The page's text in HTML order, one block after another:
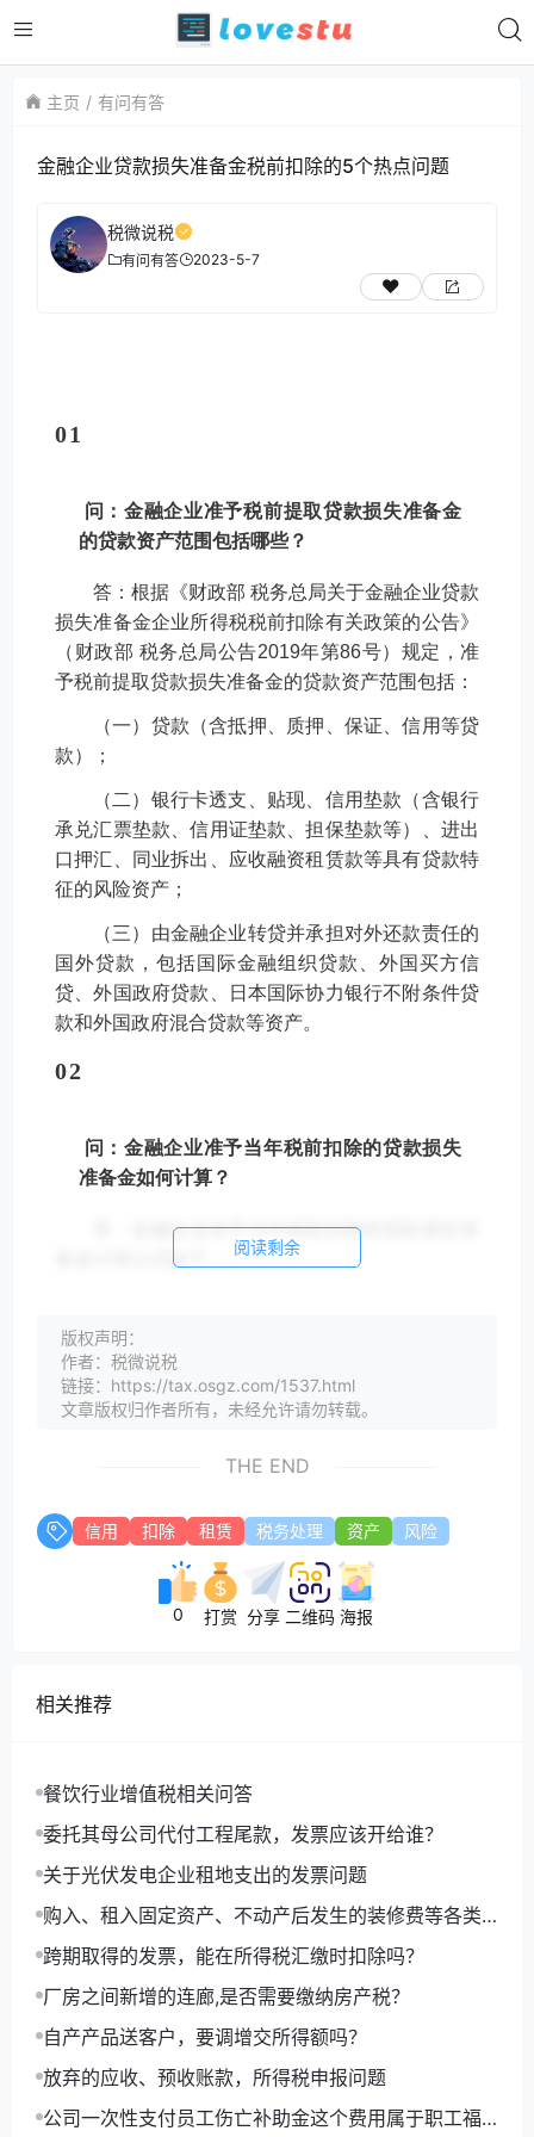
主页 有问有答
金融企业贷款损失准备金税前扣除的5个热点问题
税微说税
有问有答 2023-5-7
01
问：金融企业准予税前提取贷款损失准备金
的贷款资产范围包括哪些？
答：根据《财政部 税务总局关于金融企业贷款
损失准备金企业所得税税前扣除有关政策的公告》
（财政部 税务总局公告2019年第86号）规定，准
予税前提取贷款损失准备金的贷款资产范围包括：
（一）贷款（含抵押、质押、保证、信用等贷
款）；
（二）银行卡透支、贴现、信用垫款（含银行
承兑汇票垫款、信用证垫款、担保垫款等）、进出
口押汇、同业拆出、应收融资租赁款等具有贷款特
征的风险资产；
（三）由金融企业转贷并承担对外还款责任的
国外贷款，包括国际金融组织贷款、外国买方信
贷、外国政府贷款、日本国际协力银行不附条件贷
款和外国政府混合贷款等资产。
02
问：金融企业准予当年税前扣除的贷款损失
准备金如何计算？
答：金融企业准予当年税前扣除的贷款损失准
备金计算公式如下：
准予提取贷款损失准备金的贷款资产余额×1%-截
至上年末已在税前扣除的贷款损失准备金的余额
金融企业按上述公式计算的数额如为负数，应
问：哪些风险资产不得提取贷款损失准备金
在税前扣除？
的债权和股权、应收财政贴息、央行款项等不承担
险资产，不得提取贷款损失准备金在税前扣除。
04
问：金融企业发生的贷款损失如何处理？
答：金融企业发生的符合条件的贷款损失，应
先冲减已在税前扣除的贷款损失准备金，不足冲减
部分可据实在计算当年应纳税所得额时扣除。
05
阅读剩余
版权声明：
作者：税微说税
链接：https://tax.osgz.com/1537.html
文章版权归作者所有，未经允许请勿转载。
THE END
信用 扣除 租赁 税务处理 资产 风险
0 打赏 分享 二维码 海报
相关推荐
餐饮行业增值税相关问答
委托其母公司代付工程尾款，发票应该开给谁？
关于光伏发电企业租地支出的发票问题
购入、租入固定资产、不动产后发生的装修费等各类
费用进项抵扣问题的执行口径
跨期取得的发票，能在所得税汇缴时扣除吗？
厂房之间新增的连廊,是否需要缴纳房产税？
自产产品送客户，要调增交所得额吗？
放弃的应收、预收账款，所得税申报问题
公司一次性支付员工伤亡补助金这个费用属于职工福